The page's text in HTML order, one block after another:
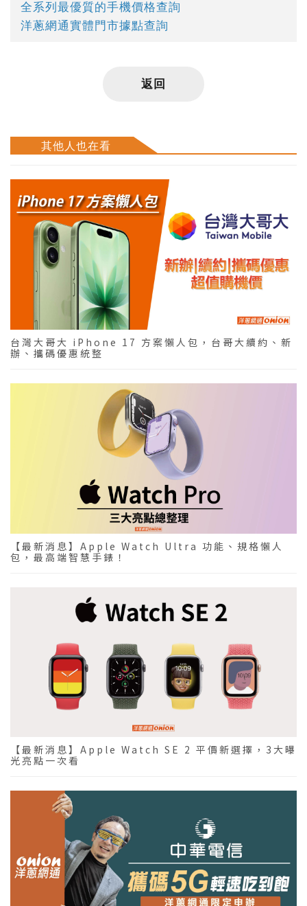
全系列最優質的手機價格查詢
洋蔥網通實體門市據點查詢
返回
其他人也在看
台灣大哥大 iPhone 17 方案懶人包，台哥大續約、新
辦、攜碼優惠統整
【最新消息】Apple Watch Ultra 功能、規格懶人
包，最高端智慧手錶！
【最新消息】Apple Watch SE 2 平價新選擇，3大曝
光亮點一次看